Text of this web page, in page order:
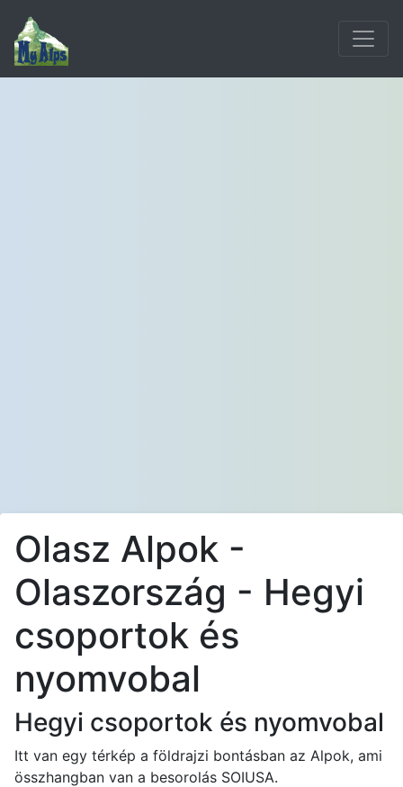
Olasz Alpok -
Olaszország - Hegyi
csoportok és
nyomvobal
Hegyi csoportok és nyomvobal
Itt van egy térkép a földrajzi bontásban az Alpok, ami
összhangban van a besorolás SOIUSA.